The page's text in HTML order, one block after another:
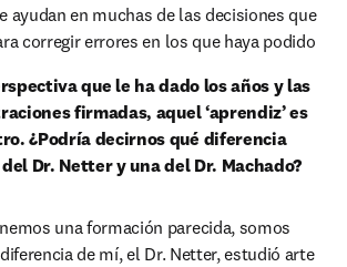
ayudan en muchas de las decisiones que
corregir errores en los que haya podido
que le ha dado los años y las
firmadas, aquel ‘aprendiz’ es
¿Podría decirnos qué diferencia
Dr. Netter y una del Dr. Machado?
una formación parecida, somos
de mí, el Dr. Netter, estudió arte